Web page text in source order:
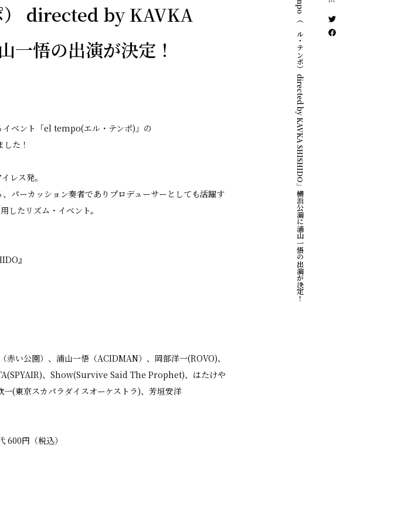
） directed by KAVKA
悟の出演が決定！
イベント「el tempo(エル・テンポ)」の
た！
レス発。
パーカッション奏者でありプロデューサーとしても活躍す
したリズム・イベント。
』
い公園）、浦山一悟（ACIDMAN）、岡部洋一(ROVO)、
、Show(Survive Said The Prophet)、はたけや
(東京スカパラダイスオーケストラ)、芳垣安洋
600円（税込）
「el tempo （エル・テンポ） directed by KAVKA SHISHIDO」横浜公演に浦山一悟の出演が決定！